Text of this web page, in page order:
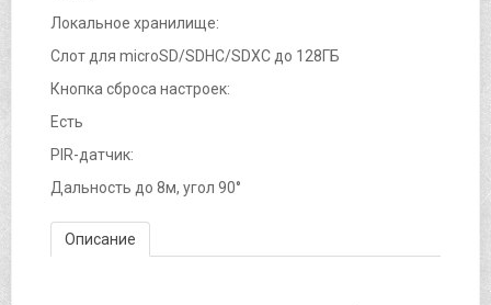
Локальное хранилище:
Слот для microSD/SDHC/SDXC до 128ГБ
Кнопка сброса настроек:
Есть
PIR-датчик:
Дальность до 8м, угол 90°
Описание